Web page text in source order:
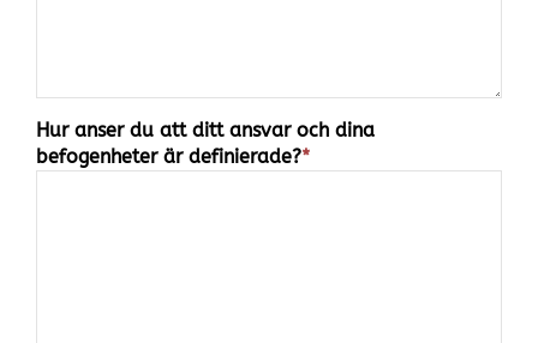
Hur anser du att ditt ansvar och dina
befogenheter är definierade?*